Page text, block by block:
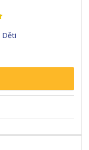
Děti